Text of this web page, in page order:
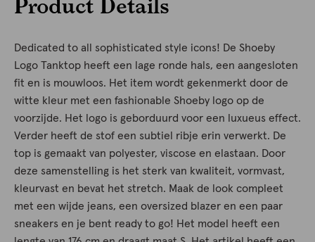
Product Details
Dedicated to all sophisticated style icons! De Shoeby
Logo Tanktop heeft een lage ronde hals, een aangesloten
fit en is mouwloos. Het item wordt gekenmerkt door de
witte kleur met een fashionable Shoeby logo op de
voorzijde. Het logo is geborduurd voor een luxueus effect.
Verder heeft de stof een subtiel ribje erin verwerkt. De
top is gemaakt van polyester, viscose en elastaan. Door
deze samenstelling is het sterk van kwaliteit, vormvast,
kleurvast en bevat het stretch. Maak de look compleet
met een wijde jeans, een oversized blazer en een paar
sneakers en je bent ready to go! Het model heeft een